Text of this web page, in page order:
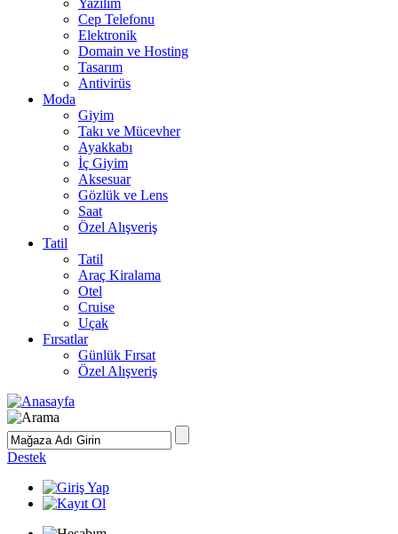
Yazılım
Cep Telefonu
Elektronik
Domain ve Hosting
Tasarım
Antivirüs
Moda
Giyim
Takı ve Mücevher
Ayakkabı
İç Giyim
Aksesuar
Gözlük ve Lens
Saat
Özel Alışveriş
Tatil
Tatil
Araç Kiralama
Otel
Cruise
Uçak
Fırsatlar
Günlük Fırsat
Özel Alışveriş
Destek